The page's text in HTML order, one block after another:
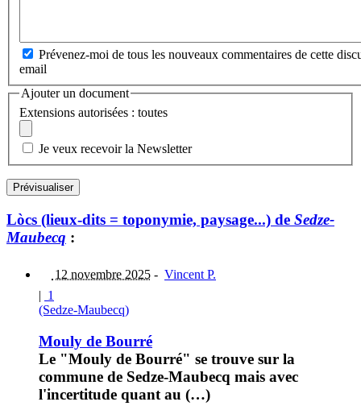
Prévenez-moi de tous les nouveaux commentaires de cette
email
Ajouter un document
Extensions autorisées : toutes
Je veux recevoir la Newsletter
Lòcs (lieux-dits = toponymie, paysage...) de Sedze-
Maubecq :
12 novembre 2025 - Vincent P.
| 1
(Sedze-Maubecq)
Mouly de Bourré
Le "Mouly de Bourré" se trouve sur la
commune de Sedze-Maubecq mais avec
l'incertitude quant au (…)